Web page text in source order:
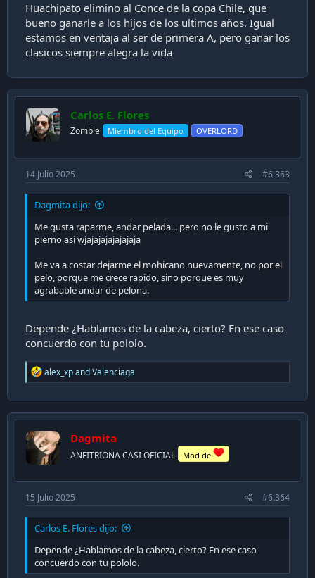
Huachipato elimino al Conce de la copa Chile, que
bueno ganarle a los hijos de los ultimos años. Igual
estamos en ventaja al ser de primera A, pero ganar los
clasicos siempre alegra la vida
Carlos E. Flores
Zombie Miembro del Equipo OVERLORD
14 Julio 2025 #6.363
Dagmita dijo:
Me gusta raparme, andar pelada... pero no le gusto a mi
pierno asi wjajajajajajajaja
Me va a costar dejarme el mohicano nuevamente, no por el
pelo, porque me crece rapido, sino porque es muy
agrabable andar de pelona.
Depende ¿Hablamos de la cabeza, cierto? En ese caso
concuerdo con tu pololo.
R
e
c
t
o
n
s
alex_xpandValenciaga
Dagmita
ANFITRIONA CASI OFICIAL Mod de
15 Julio 2025 #6.364
Carlos E. Flores dijo:
Depende ¿Hablamos de la cabeza, cierto? En ese caso
concuerdo con tu pololo.